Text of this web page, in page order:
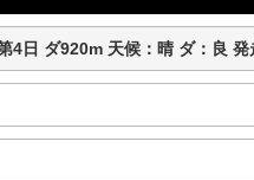
4日 ダ920m 天候：晴 ダ：良